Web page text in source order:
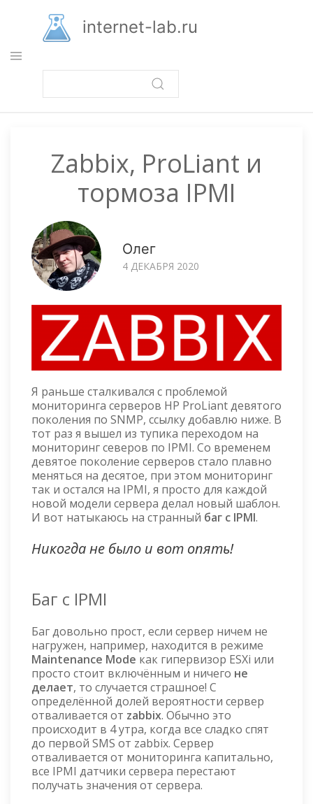
основному
содержанию
internet-lab.ru
Zabbix, ProLiant и
тормоза IPMI
Олег
4 ДЕКАБРЯ 2020
Я раньше сталкивался с проблемой
мониторинга серверов HP ProLiant девятого
поколения по SNMP, ссылку добавлю ниже. В
тот раз я вышел из тупика переходом на
мониторинг северов по IPMI. Со временем
девятое поколение серверов стало плавно
меняться на десятое, при этом мониторинг
так и остался на IPMI, я просто для каждой
новой модели сервера делал новый шаблон.
И вот натыкаюсь на странный баг с IPMI.
Никогда не было и вот опять!
Баг с IPMI
Баг довольно прост, если сервер ничем не
нагружен, например, находится в режиме
Maintenance Mode как гипервизор ESXi или
просто стоит включённым и ничего не
делает, то случается страшное! С
определённой долей вероятности сервер
отваливается от zabbix. Обычно это
происходит в 4 утра, когда все сладко спят
до первой SMS от zabbix. Сервер
отваливается от мониторинга капитально,
все IPMI датчики сервера перестают
получать значения от сервера.